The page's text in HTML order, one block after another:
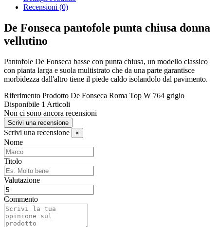
Recensioni (0)
De Fonseca pantofole punta chiusa donna
vellutino
Pantofole De Fonseca basse con punta chiusa, un modello classico
con pianta larga e suola multistrato che da una parte garantisce
morbidezza dall'altro tiene il piede caldo isolandolo dal pavimento.
Riferimento Prodotto De Fonseca Roma Top W 764 grigio
Disponibile 1 Articoli
Non ci sono ancora recensioni
Scrivi una recensione
Scrivi una recensione ×
Nome
Titolo
Valutazione
Commento